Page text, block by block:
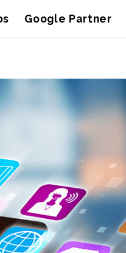
Google Partner